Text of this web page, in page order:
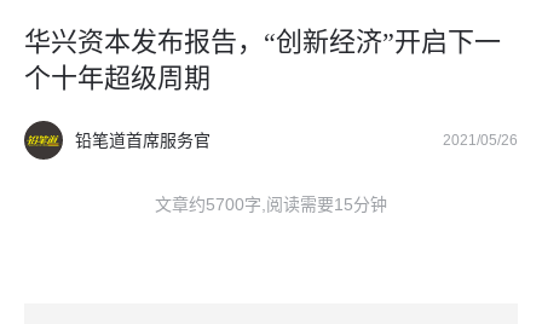
华兴资本发布报告，“创新经济”开启下一
个十年超级周期
铅笔道首席服务官 2021/05/26
文章约5700字,阅读需要15分钟